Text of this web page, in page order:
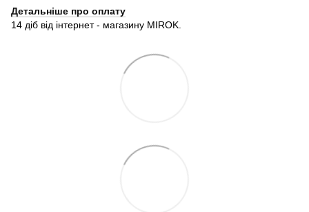
Детальніше про оплату
14 діб від інтернет - магазину MIROK.